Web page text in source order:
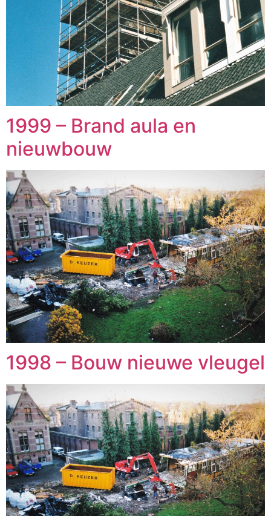
1999 – Brand aula en
nieuwbouw
1998 – Bouw nieuwe vleugel